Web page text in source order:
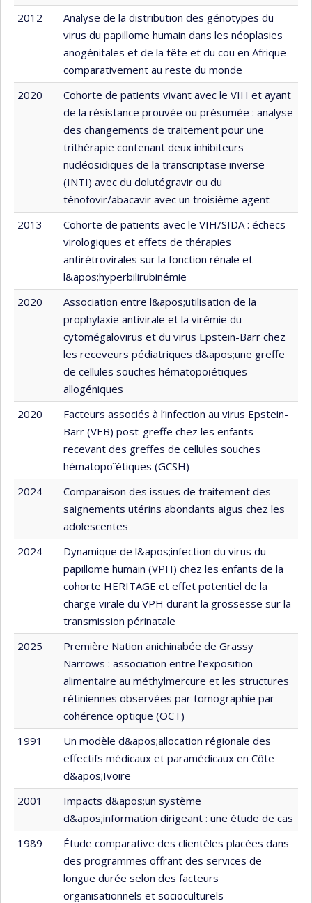
2012
Analyse de la distribution des génotypes du
virus du papillome humain dans les néoplasies
anogénitales et de la tête et du cou en Afrique
comparativement au reste du monde
2020
Cohorte de patients vivant avec le VIH et ayant
de la résistance prouvée ou présumée : analyse
des changements de traitement pour une
trithérapie contenant deux inhibiteurs
nucléosidiques de la transcriptase inverse
(INTI) avec du dolutégravir ou du
ténofovir/abacavir avec un troisième agent
2013
Cohorte de patients avec le VIH/SIDA : échecs
virologiques et effets de thérapies
antirétrovirales sur la fonction rénale et
l&apos;hyperbilirubinémie
2020
Association entre l&apos;utilisation de la
prophylaxie antivirale et la virémie du
cytomégalovirus et du virus Epstein-Barr chez
les receveurs pédiatriques d&apos;une greffe
de cellules souches hématopoïétiques
allogéniques
2020
Facteurs associés à l’infection au virus Epstein-
Barr (VEB) post-greffe chez les enfants
recevant des greffes de cellules souches
hématopoïétiques (GCSH)
2024
Comparaison des issues de traitement des
saignements utérins abondants aigus chez les
adolescentes
2024
Dynamique de l&apos;infection du virus du
papillome humain (VPH) chez les enfants de la
cohorte HERITAGE et effet potentiel de la
charge virale du VPH durant la grossesse sur la
transmission périnatale
2025
Première Nation anichinabée de Grassy
Narrows : association entre l’exposition
alimentaire au méthylmercure et les structures
rétiniennes observées par tomographie par
cohérence optique (OCT)
1991
Un modèle d&apos;allocation régionale des
effectifs médicaux et paramédicaux en Côte
d&apos;Ivoire
2001
Impacts d&apos;un système
d&apos;information dirigeant : une étude de cas
1989
Étude comparative des clientèles placées dans
des programmes offrant des services de
longue durée selon des facteurs
organisationnels et socioculturels